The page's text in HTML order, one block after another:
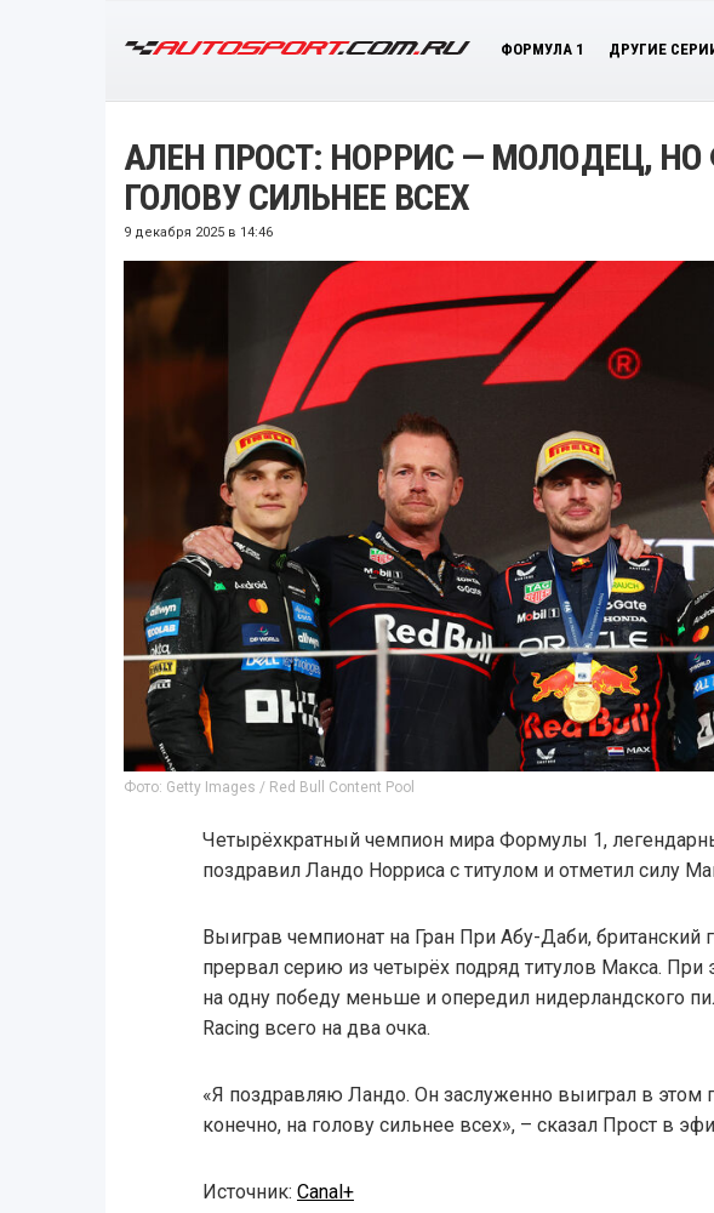
ФОРМУЛА 1 ДРУГИЕ
АЛЕН ПРОСТ: НОРРИС — МОЛОДЕЦ, НО
ГОЛОВУ СИЛЬНЕЕ ВСЕХ
9 декабря 2025 в 14:46
Фото: Getty Images / Red Bull Content Pool
Четырёхкратный чемпион мира Формулы 1,
поздравил Ландо Норриса с титулом и отметил силу
Выиграв чемпионат на Гран При Абу-Даби, британский
прервал серию из четырёх подряд титулов Макса. При
на одну победу меньше и опередил нидерландского
Racing всего на два очка.
«Я поздравляю Ландо. Он заслуженно выиграл в этом
конечно, на голову сильнее всех», – сказал Прост в
Источник: Canal+